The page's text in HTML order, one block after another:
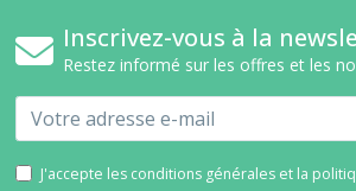
Inscrivez-vous à la
Restez informé sur les offres et les
Email
J'accepte les conditions générales et la